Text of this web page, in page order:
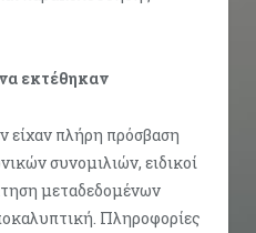
εκτέθηκαν
είχαν πλήρη πρόσβαση
συνομιλιών, ειδικοί
μεταδεδομένων
Πληροφορίες